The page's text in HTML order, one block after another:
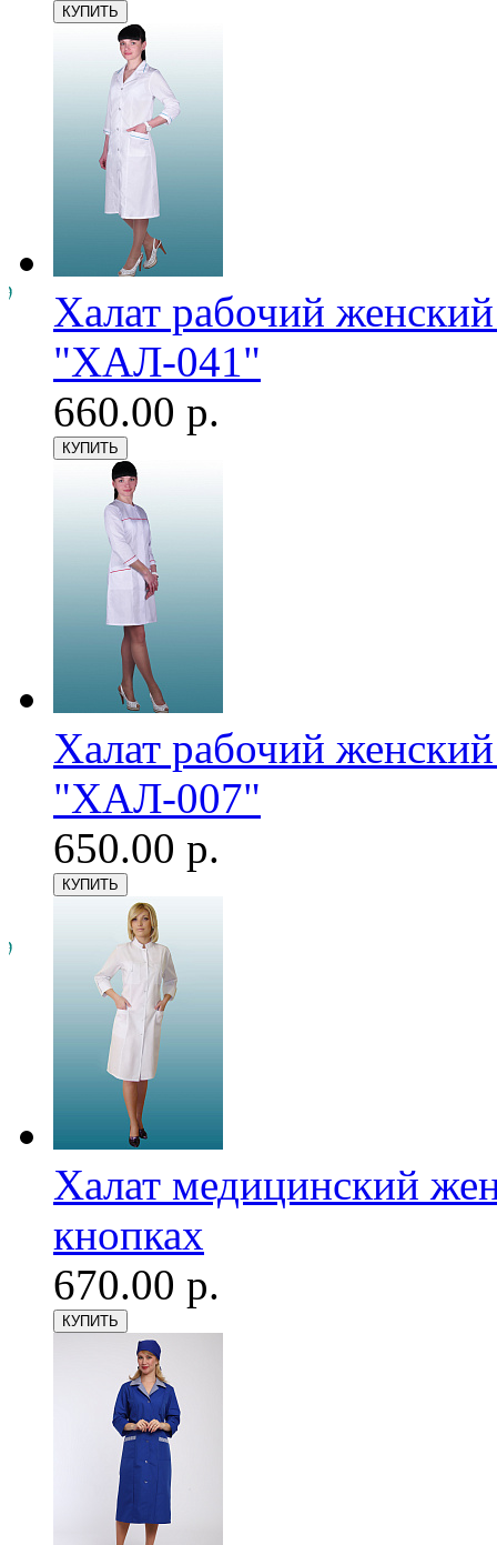
Халат рабочий
"ХАЛ-041"
660.00 р.
Халат рабочий
"ХАЛ-007"
650.00 р.
Халат медицинский
кнопках
670.00 р.